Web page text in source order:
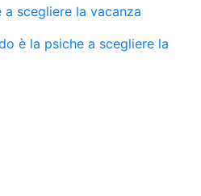
è la psiche a scegliere la